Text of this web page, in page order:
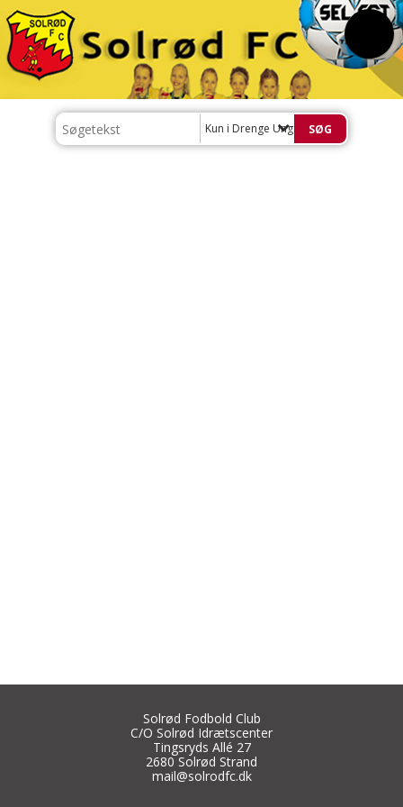
Kun i Drenge Ungdom 2008-2015
Solrød Fodbold Club
C/O Solrød Idrætscenter
Tingsryds Allé 27
2680 Solrød Strand
mail@solrodfc.dk